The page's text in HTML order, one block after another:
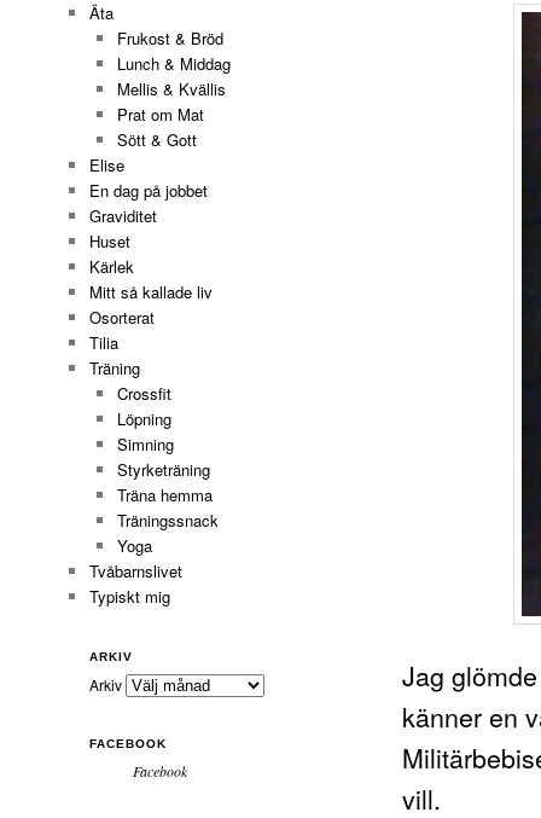
Jag
känner en
vill.
Äta
Frukost & Bröd
Lunch & Middag
Mellis & Kvällis
Prat om Mat
Sött & Gott
Elise
En dag på jobbet
Graviditet
Huset
Kärlek
Mitt så kallade liv
Osorterat
Tilia
Träning
Crossfit
Löpning
Simning
Styrketräning
Träna hemma
Träningssnack
Yoga
Tvåbarnslivet
Typiskt mig
ARKIV
Arkiv
FACEBOOK
Facebook